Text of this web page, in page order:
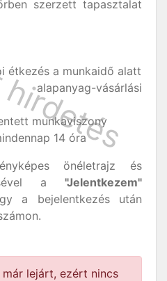
szerzett tapasztalat
étkezés a munkaidő alatt
alapanyag-vásárlási
munkaviszony
14 óra
önéletrajz és
a "Jelentkezem"
a bejelentkezés után
lejárt, ezért nincs